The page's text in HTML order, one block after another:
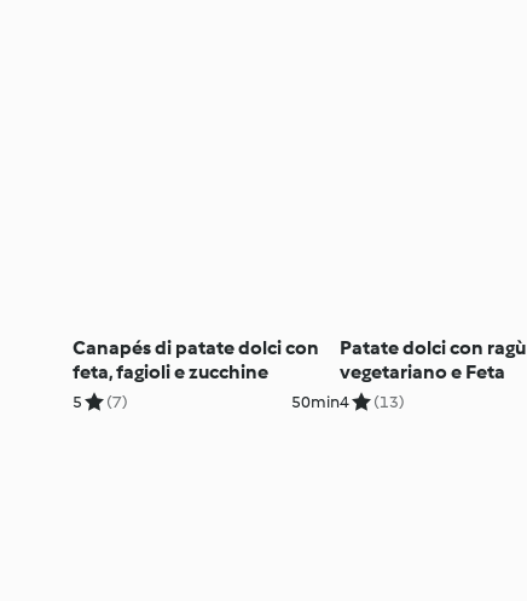
Canapés di patate dolci con
feta, fagioli e zucchine
5 (7) 50min
Patate dolci con ragù
vegetariano e Feta
4 (13)